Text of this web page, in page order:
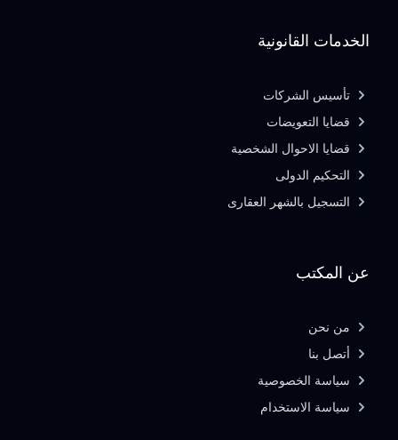
عن المكتب
من نحن
أتصل بنا
سياسة الخصوصية
سياسة الاستخدام
الخدمات القانونية
تأسيس الشركات
قضايا التعويضات
قضايا الاحوال الشخصية
التحكيم الدولى
التسجيل بالشهر العقارى